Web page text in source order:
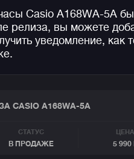
Casio A168WA-5A
релиза, вы можете
уведомление, как
CASIO A168WA-5A
СТАТУС
В ПРОДАЖЕ
ЦЕНА
5 990